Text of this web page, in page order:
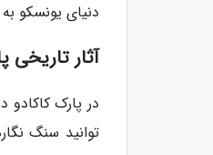
دنیای یونسکو
آثار تاریخی
در پارک
توانید سنگ